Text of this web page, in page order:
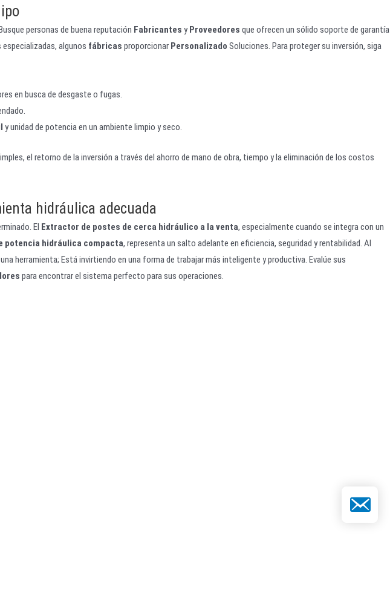
personas de buena reputación Fabricantes yProveedores que ofrecen un sólido soporte de garantía
algunos fábricas proporcionar Personalizado Soluciones. Para proteger su inversión, siga
en busca de desgaste o fugas.
y unidad de potencia en un ambiente limpio y seco.
el retorno de la inversión a través del ahorro de mano de obra, tiempo y la eliminación de los costos
hidráulica adecuada
El Extractor de postes de cerca hidráulico a la venta, especialmente cuando se integra con un
potencia hidráulica compacta, representa un salto adelante en eficiencia, seguridad y rentabilidad. Al
herramienta; Está invirtiendo en una forma de trabajar más inteligente y productiva. Evalúe sus
para encontrar el sistema perfecto para sus operaciones.
Correo